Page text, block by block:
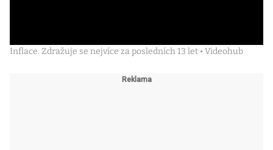
Inflace. Zdražuje se nejvíce za posledních 13 let • Videohub